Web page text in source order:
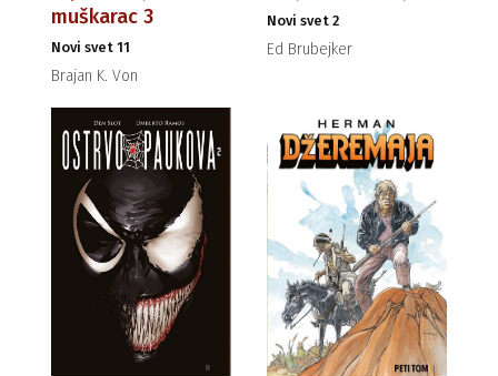
muškarac 3
Novi svet 11
Brajan K. Von
Novi svet 2
Ed Brubejker